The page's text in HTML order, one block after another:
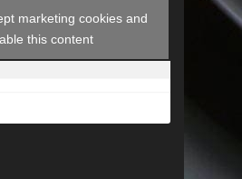
marketing cookies and
this content